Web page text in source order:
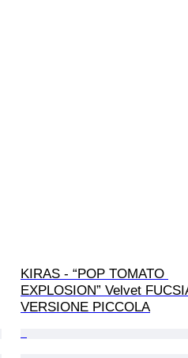
KIRAS - “POP TOMATO
EXPLOSION” Velvet
VERSIONE PICCOLA